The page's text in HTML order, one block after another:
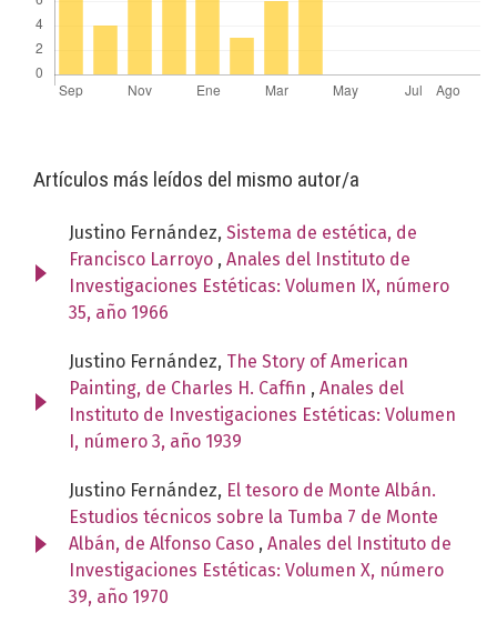
Artículos más leídos del mismo autor/a
Justino Fernández, Sistema de estética, de
Francisco Larroyo , Anales del Instituto de
Investigaciones Estéticas: Volumen IX, número
35, año 1966
Justino Fernández, The Story of American
Painting, de Charles H. Caffin , Anales del
Instituto de Investigaciones Estéticas: Volumen
I, número 3, año 1939
Justino Fernández, El tesoro de Monte Albán.
Estudios técnicos sobre la Tumba 7 de Monte
Albán, de Alfonso Caso , Anales del Instituto de
Investigaciones Estéticas: Volumen X, número
39, año 1970